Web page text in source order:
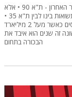
בתחרות בין מדדי הדגל של ת"א היה מנצח ברור בעשור האחרון - ת"א 90 • אלא
שלאחרונה התמונה התהפכה כשנפתח פער חריג בתשואות בינו לבין ת"א 35 •
פערי התשואות מחלחלים גם לשינוי היסטורי בנכסים כאשר מעל 2 מיליארד
העוקבות אחרי מדד ת"א 90 ולראשונה זה שנים הוא איבד את
הבכורה בתחום